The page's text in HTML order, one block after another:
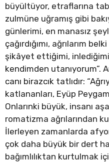
büyültüyor, etraflarına
zulmüne uğramış gibi
günlerimi, en manasız
çağırdığımı, ağrılarım
şikâyet ettiğimi, inlediğimi
kendimden utanıyorum”.
canı birazcık tatlıdır:
katlananları, Eyüp
Onlarınki büyük, insanı
romatizma ağrılarından
İlerleyen zamanlarda
çok daha büyük bir dert
bağımlılıktan kurtulmak